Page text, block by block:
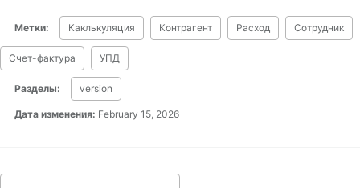
Метки: Каклькуляция Контрагент Расход Сотрудник
Счет-фактура УПД
Разделы: version
Дата изменения: February 15, 2026